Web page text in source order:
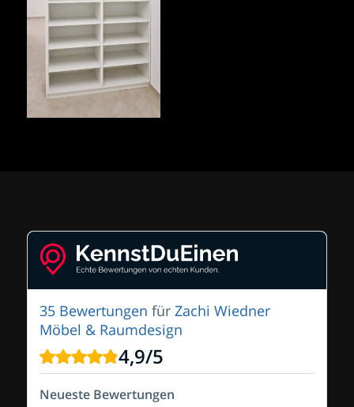
35 Bewertungen für Zachi Wiedner
Möbel & Raumdesign
4,9/5
Neueste Bewertungen